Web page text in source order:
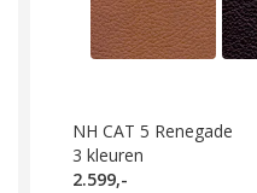
NH CAT 5 Renegade
3 kleuren
2.599,-